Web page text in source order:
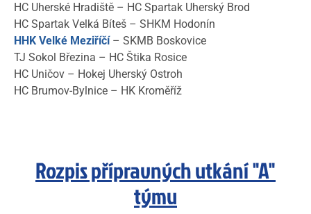
HC Uherské Hradiště – HC Spartak Uherský Brod
HC Spartak Velká Bíteš – SHKM Hodonín
HHK Velké Meziříčí– SKMB Boskovice
TJ Sokol Březina – HC Štika Rosice
HC Uničov – Hokej Uherský Ostroh
HC Brumov-Bylnice – HK Kroměříž
Rozpis přípravných utkání "A"
týmu